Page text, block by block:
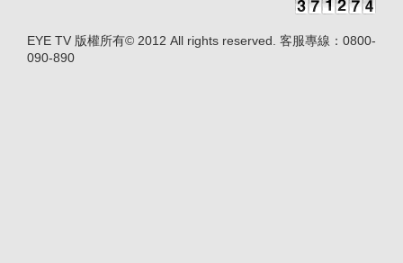
EYE TV 版權所有© 2012 All rights reserved. 客服專線：0800-
090-890